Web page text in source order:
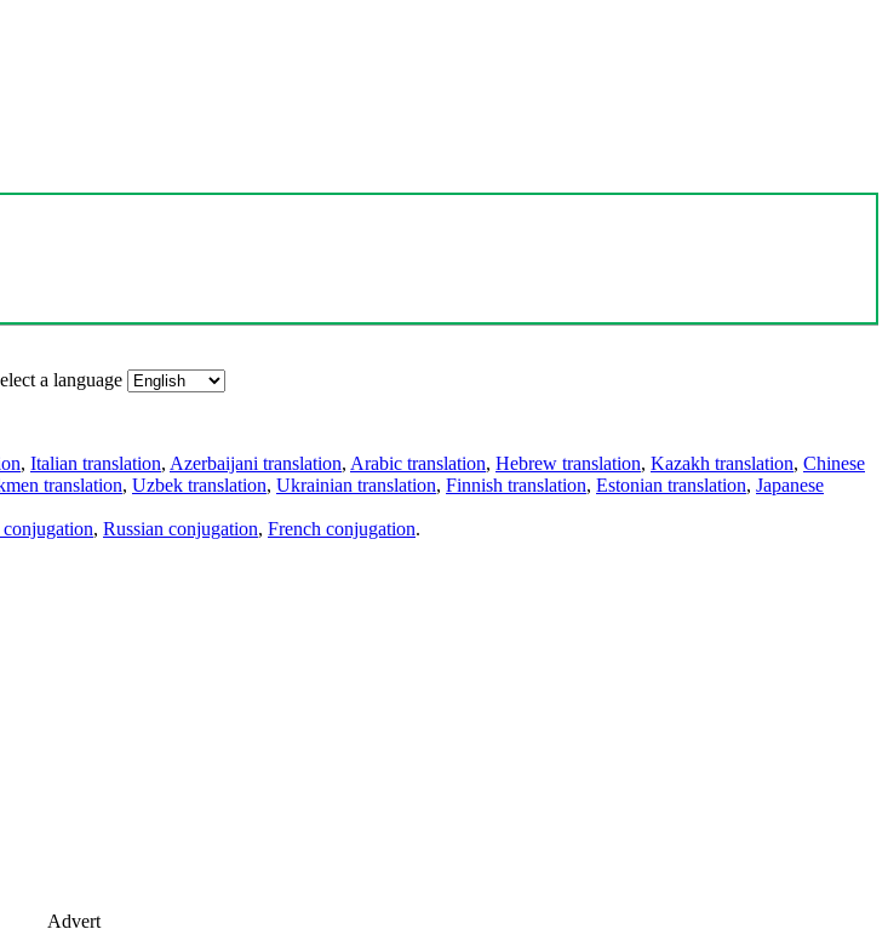
a language
, Italian translation, Azerbaijani translation, Arabic translation, Hebrew translation, Kazakh translation, Chinese
translation, Uzbek translation, Ukrainian translation, Finnish translation, Estonian translation, Japanese
conjugation, Russian conjugation, French conjugation.
Advert